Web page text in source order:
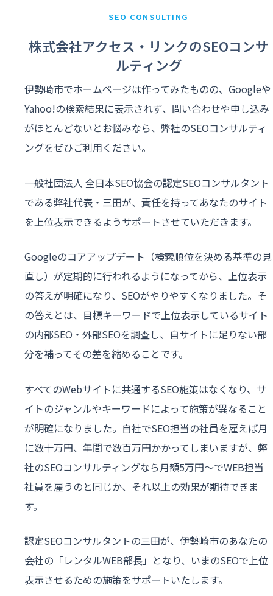
SEO CONSULTING
株式会社アクセス・リンクのSEOコンサ
ルティング
伊勢崎市でホームページは作ってみたものの、Googleや
Yahoo!の検索結果に表示されず、問い合わせや申し込み
がほとんどないとお悩みなら、弊社のSEOコンサルティ
ングをぜひご利用ください。
一般社団法人 全日本SEO協会の認定SEOコンサルタント
である弊社代表・三田が、責任を持ってあなたのサイト
を上位表示できるようサポートさせていただきます。
Googleのコアアップデート（検索順位を決める基準の見
直し）が定期的に行われるようになってから、上位表示
の答えが明確になり、SEOがやりやすくなりました。そ
の答えとは、目標キーワードで上位表示しているサイト
の内部SEO・外部SEOを調査し、自サイトに足りない部
分を補ってその差を縮めることです。
すべてのWebサイトに共通するSEO施策はなくなり、サ
イトのジャンルやキーワードによって施策が異なること
が明確になりました。自社でSEO担当の社員を雇えば月
に数十万円、年間で数百万円かかってしまいますが、弊
社のSEOコンサルティングなら月額5万円〜でWEB担当
社員を雇うのと同じか、それ以上の効果が期待できま
す。
認定SEOコンサルタントの三田が、伊勢崎市のあなたの
会社の「レンタルWEB部長」となり、いまのSEOで上位
表示させるための施策をサポートいたします。